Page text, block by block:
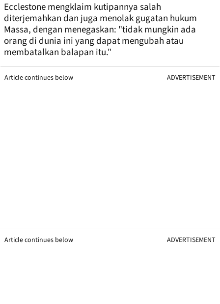
Ecclestone mengklaim kutipannya salah
diterjemahkan dan juga menolak gugatan hukum
Massa, dengan menegaskan: "tidak mungkin ada
orang di dunia ini yang dapat mengubah atau
membatalkan balapan itu."
Article continues below ADVERTISEMENT
Article continues below ADVERTISEMENT